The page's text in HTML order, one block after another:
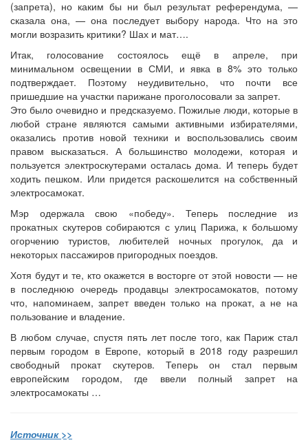
(запрета), но каким бы ни был результат референдума, —
сказала она, — она последует выбору народа. Что на это
могли возразить критики? Шах и мат….
Итак, голосование состоялось ещё в апреле, при
минимальном освещении в СМИ, и явка в 8% это только
подтверждает. Поэтому неудивительно, что почти все
пришедшие на участки парижане проголосовали за запрет.
Это было очевидно и предсказуемо. Пожилые люди, которые в
любой стране являются самыми активными избирателями,
оказались против новой техники и воспользовались своим
правом высказаться. А большинство молодежи, которая и
пользуется электроскутерами осталась дома. И теперь будет
ходить пешком. Или придется раскошелится на собственный
электросамокат.
Мэр одержала свою «победу». Теперь последние из
прокатных скутеров собираются с улиц Парижа, к большому
огорчению туристов, любителей ночных прогулок, да и
некоторых пассажиров пригородных поездов.
Хотя будут и те, кто окажется в восторге от этой новости — не
в последнюю очередь продавцы электросамокатов, потому
что, напоминаем, запрет введен только на прокат, а не на
пользование и владение.
В любом случае, спустя пять лет после того, как Париж стал
первым городом в Европе, который в 2018 году разрешил
свободный прокат скутеров. Теперь он стал первым
европейским городом, где ввели полный запрет на
электросамокаты …
Источник >>